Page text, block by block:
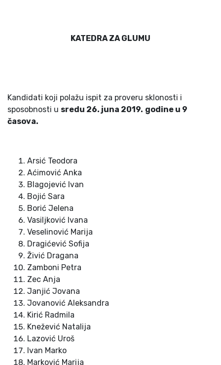
KATEDRA ZA GLUMU
Kandidati koji polažu ispit za proveru sklonosti i
sposobnosti u sredu 26. juna 2019. godine u 9
časova.
Arsić Teodora
Aćimović Anka
Blagojević Ivan
Bojić Sara
Borić Jelena
Vasiljković Ivana
Veselinović Marija
Dragićević Sofija
Živić Dragana
Zamboni Petra
Zec Anja
Janjić Jovana
Jovanović Aleksandra
Kirić Radmila
Knežević Natalija
Lazović Uroš
Ivan Marko
Marković Marija